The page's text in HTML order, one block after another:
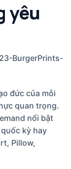
yêu
đức của mỗi
quan trọng.
nổi bật
kỳ hay
Pillow,